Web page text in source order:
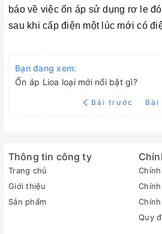
báo về việc ổn áp sử dụng rơ le
sau khi cấp điện một lúc mới có
Bạn đang xem:
Ổn áp Lioa loại mới nổi bật gì?
Bài trước Bài
Thông tin công ty
Trang chủ
Giới thiệu
Sản phẩm
Quy